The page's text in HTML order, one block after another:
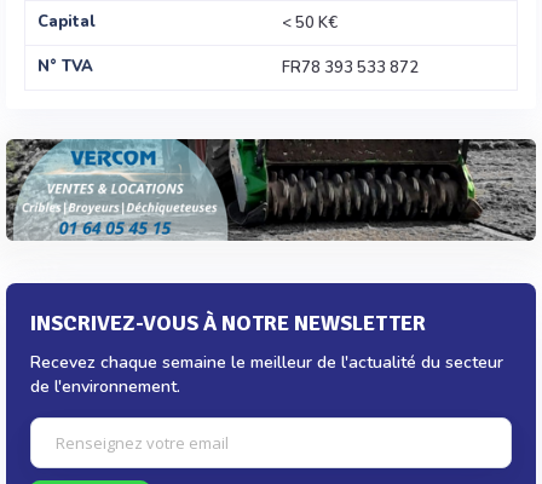
Capital
< 50 K€
N° TVA
FR78 393 533 872
INSCRIVEZ-VOUS À NOTRE NEWSLETTER
Recevez chaque semaine le meilleur de l'actualité du secteur
de l'environnement.